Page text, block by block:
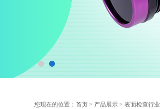
您现在的位置： 首页 > 产品展示 > 表面检查行业